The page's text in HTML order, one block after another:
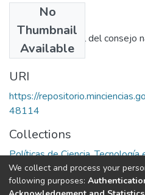
No
Thumbnail
Available
Publisher
Secretaria general del consejo
económica
URI
https://
48114
Collections
Políticas de Ciencia, Tecnología
Full item page
We collect and process your
following purposes: